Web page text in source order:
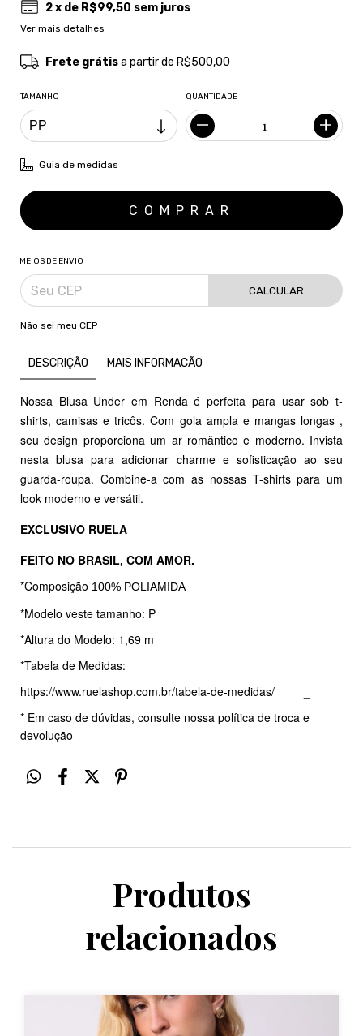
2x de R$99,50 sem juros
Ver mais detalhes
Frete grátisa partir de R$500,00
TAMANHO QUANTIDADE
Guia de medidas
MEIOS DE ENVIO
CALCULAR
Não sei meu CEP
DESCRIÇÃO MAIS INFORMACÃO
Nossa Blusa Under em Renda é perfeita para usar sob t-
shirts, camisas e tricôs. Com gola ampla e mangas longas ,
seu design proporciona um ar romântico e moderno. Invista
nesta blusa para adicionar charme e sofisticação ao seu
guarda-roupa. Combine-a com as nossas T-shirts para um
look moderno e versátil.
EXCLUSIVO RUELA
FEITO NO BRASIL, COM AMOR.
*Composição 100% POLIAMIDA
*Modelo veste tamanho: P
*Altura do Modelo: 1,69 m
*Tabela de Medidas:
https://www.ruelashop.com.br/tabela-de-medidas/
* Em caso de dúvidas, consulte nossa política de troca e
devolução
Produtos
relacionados